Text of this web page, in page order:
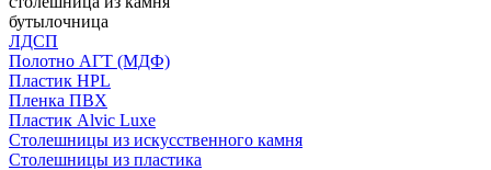
бутылочница
ЛДСП
Полотно АГТ (МДФ)
Пластик HPL
Пленка ПВХ
Пластик Alvic Luxe
Столешницы из искусственного камня
Столешницы из пластика